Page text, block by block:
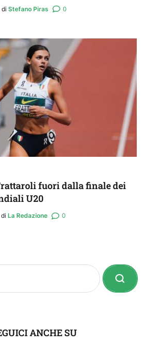
di Stefano Piras 0
fuori dalla finale dei
U20
di La Redazione 0
ANCHE SU